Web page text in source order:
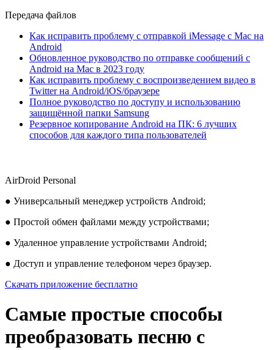
Передача файлов
Как исправить проблему с отправкой iMessage с Mac на
Android
Обновленное руководство по отправке сообщений с
Android на Mac в 2023 году
Как исправить проблему с воспроизведением видео в
Twitter на Android/iOS/браузере
Полное руководство по доступу и использованию
защищённой папки Samsung
Резервное копирование Android на ПК: 6 лучших
способов для каждого типа пользователей
AirDroid Personal
● Универсальный менеджер устройств Android;
● Простой обмен файлами между устройствами;
● Удаленное управление устройствами Android;
● Доступ и управление телефоном через браузер.
Скачать приложение бесплатно
Самые простые способы
преобразовать песню с